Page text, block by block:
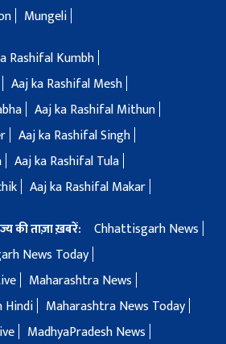
Mungeli
Rashifal Kumbh
Aaj ka Rashifal Mesh
Aaj ka Rashifal Mithun
Aaj ka Rashifal Singh
Aaj ka Rashifal Tula
Aaj ka Rashifal Makar
की ताज़ा ख़बरें:
Chhattisgarh News
News Today
Maharashtra News
Hindi
Maharashtra News Today
MadhyaPradesh News